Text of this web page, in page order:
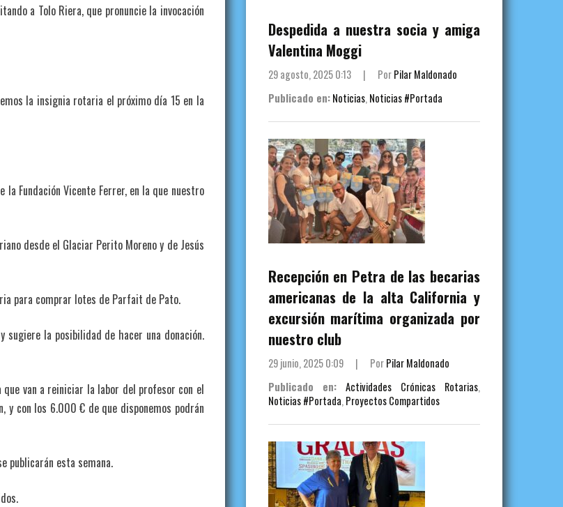
a Tolo Riera, que pronuncie la invocación
la insignia rotaria el próximo día 15 en la
Vicente Ferrer, en la que nuestro
desde el Glaciar Perito Moreno y de Jesús
para comprar lotes de Parfait de Pato.
la posibilidad de hacer una donación.
van a reiniciar la labor del profesor con el
y con los 6.000 € de que disponemos podrán
esta semana.
Despedida a nuestra socia y amiga
Valentina Moggi
29 agosto, 2025 0:13 | PorPilar Maldonado
Publicado en: Noticias, Noticias #Portada
Recepción en Petra de las becarias
americanas de la alta California y
excursión marítima organizada por
nuestro club
29 junio, 2025 0:09 | PorPilar Maldonado
Publicado en:
Actividades Crónicas Rotarias,
Noticias #Portada, Proyectos Compartidos